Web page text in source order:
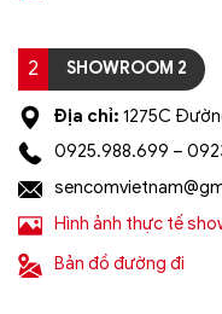
2 SHOWROOM 2
Địa chỉ: 1275C
0925.988.699 –
Hình ảnh thực tế
Bản đồ đường đi